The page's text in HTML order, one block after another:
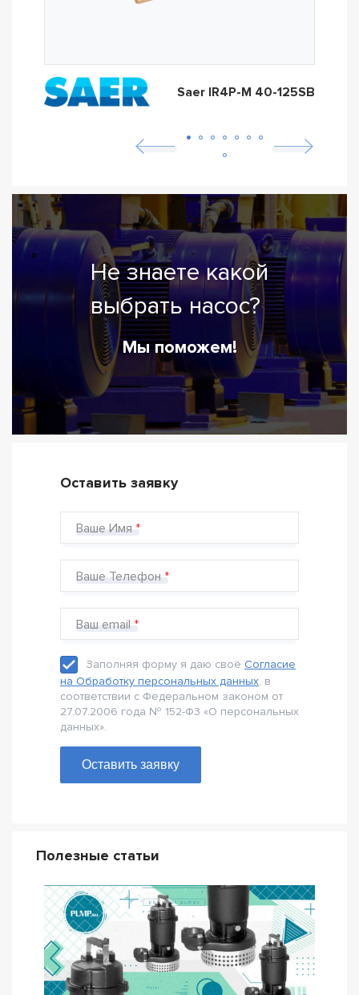
Saer IR4P-M 40-125SB
Не знаете какой
выбрать насос?
Мы поможем!
Оставить заявку
Ваше Имя
Ваше Телефон
Ваш email
Заполняя форму я даю своё Согласие
на Обработку персональных данных, в
соответствии с Федеральном законом от
27.07.2006 года № 152-Ф3 «О персональных
данных».
Оставить заявку
Полезные статьи